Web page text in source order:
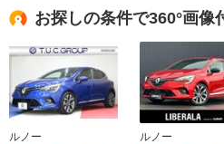
サイズ
(全長x全幅x全高)
1.59m
全幅
1.8m
全長
4.23m～4.24m
お探しの条件で360°画像
ルノー ルノー